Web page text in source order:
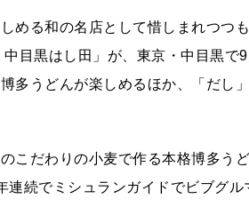
める和の名店として惜しまれつつ
中目黒はし田」が、東京・中目黒
多うどんが楽しめるほか、「だし
のこだわりの小麦で作る本格博多
連続でミシュランガイドでビブグ